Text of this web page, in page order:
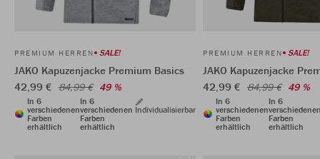
PREMIUM HERREN SALE!
JAKO Kapuzenjacke Premium Basics
42,99 € 84,99 € 49 %
In 6
verschiedenen
Farben
erhältlich
In 6
verschiedenen
Farben
erhältlich
Individualisierbar
PREMIUM HERREN SALE!
JAKO Kapuzenjacke
42,99 € 84,99 € 49 %
In 6
verschiedenen
Farben
erhältlich
In 6
Farben
erhältlich